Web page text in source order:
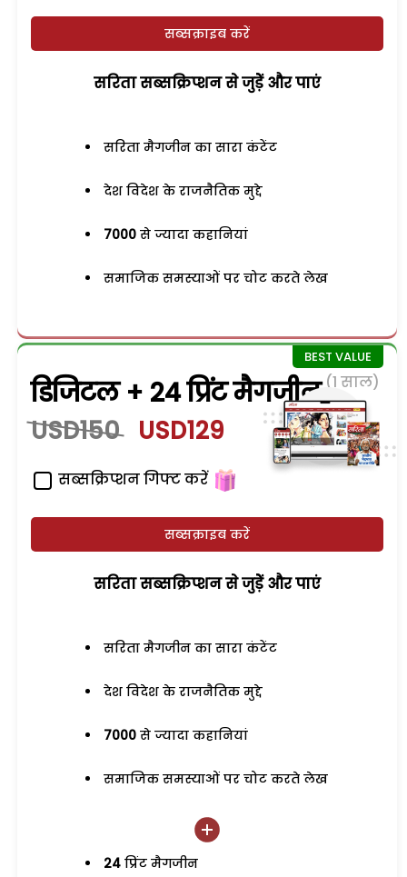
सब्सक्राइब करें
सरिता सब्सक्रिप्शन से जुड़ेें और पाएं
सरिता मैगजीन का सारा कंटेंट
देश विदेश के राजनैतिक मुद्दे
7000 से ज्यादा कहानियां
समाजिक समस्याओं पर चोट करते लेख
डिजिटल + 24 प्रिंट मैगजीन (1 साल)
USD150 USD129
सब्सक्रिप्शन गिफ्ट करें
सब्सक्राइब करें
सरिता सब्सक्रिप्शन से जुड़ेें और पाएं
सरिता मैगजीन का सारा कंटेंट
देश विदेश के राजनैतिक मुद्दे
7000 से ज्यादा कहानियां
समाजिक समस्याओं पर चोट करते लेख
24 प्रिंट मैगजीन